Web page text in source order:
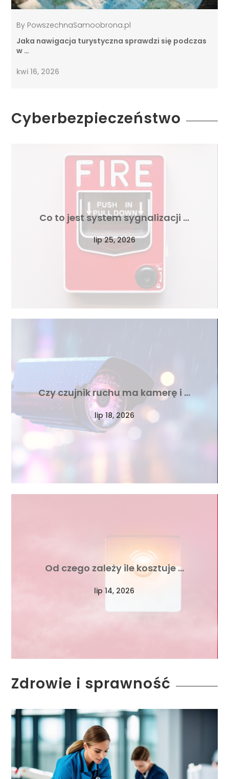
By PowszechnaSamoobrona.pl
Jaka nawigacja turystyczna sprawdzi się podczas
w …
kwi 16, 2026
Cyberbezpieczeństwo
Co to jest system sygnalizacji …
lip 25, 2026
Czy czujnik ruchu ma kamerę i …
lip 18, 2026
Od czego zależy ile kosztuje …
lip 14, 2026
Zdrowie i sprawność